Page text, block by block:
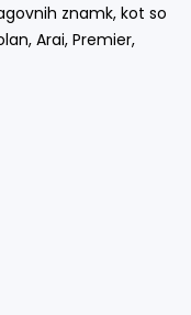
znamk, kot so
Arai, Premier,